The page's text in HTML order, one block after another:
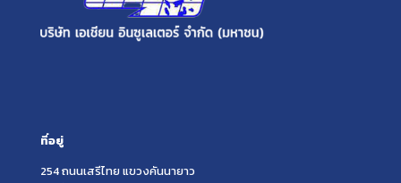
ที่อยู่
254 ถนนเสรีไทย แขวงคันนายาว